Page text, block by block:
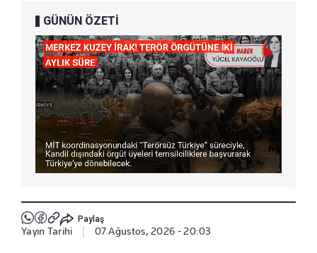
GÜNÜN ÖZETİ
Paylaş
Yayın Tarihi 07 Ağustos, 2026 - 20:03